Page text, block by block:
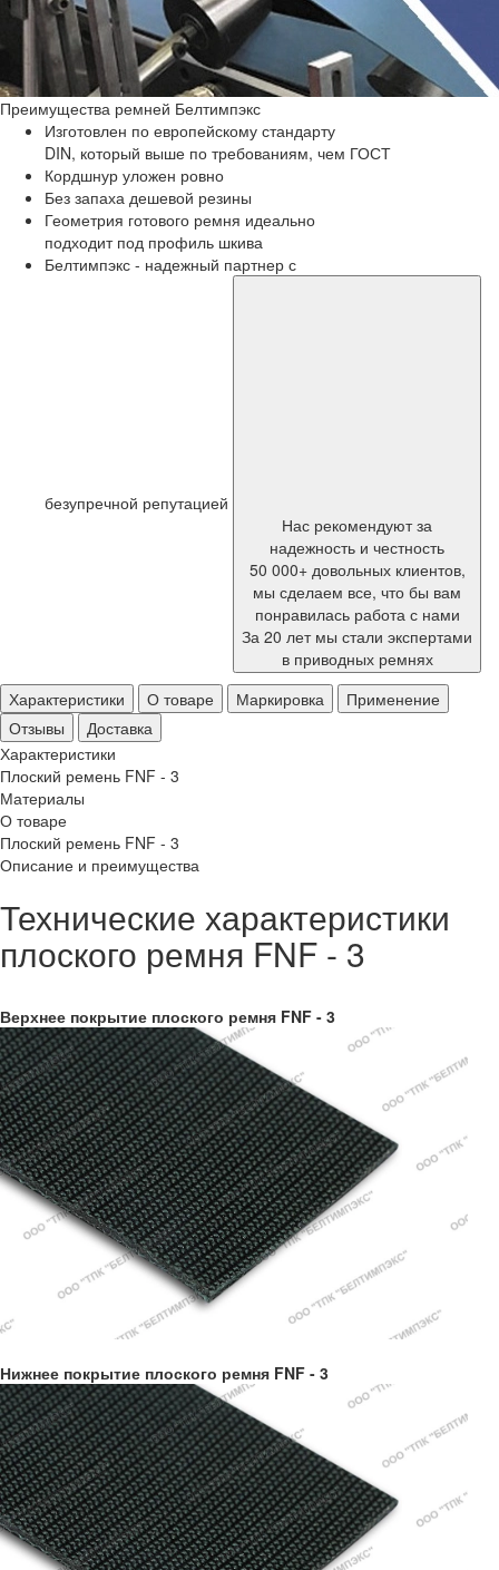
Преимущества ремней Белтимпэкс
Изготовлен по европейскому стандарту
DIN, который выше по требованиям, чем ГОСТ
Кордшнур уложен ровно
Без запаха дешевой резины
Геометрия готового ремня идеально
подходит под профиль шкива
Белтимпэкс - надежный партнер с
безупречной репутацией
Нас рекомендуют за
надежность и честность
50 000+ довольных клиентов,
мы сделаем все, что бы вам
понравилась работа с нами
За 20 лет мы стали экспертами
в приводных ремнях
Характеристики
О товаре Маркировка
Применение
Отзывы
Доставка
Характеристики
Плоский ремень FNF - 3
Материалы
О товаре
Плоский ремень FNF - 3
Описание и преимущества
Технические характеристики
плоского ремня FNF - 3
Верхнее покрытие плоского ремня FNF - 3
Нижнее покрытие плоского ремня FNF - 3